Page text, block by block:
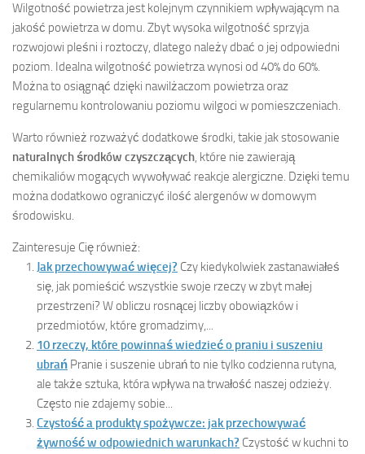
Wilgotność powietrza jest kolejnym czynnikiem wpływającym na
jakość powietrza w domu. Zbyt wysoka wilgotność sprzyja
rozwojowi pleśni i roztoczy, dlatego należy dbać o jej odpowiedni
poziom. Idealna wilgotność powietrza wynosi od 40% do 60%.
Można to osiągnąć dzięki nawilżaczom powietrza oraz
regularnemu kontrolowaniu poziomu wilgoci w pomieszczeniach.
Warto również rozważyć dodatkowe środki, takie jak stosowanie
naturalnych środków czyszczących, które nie zawierają
chemikaliów mogących wywoływać reakcje alergiczne. Dzięki temu
można dodatkowo ograniczyć ilość alergenów w domowym
środowisku.
Zainteresuje Cię również:
Jak przechowywać więcej? Czy kiedykolwiek zastanawiałeś
się, jak pomieścić wszystkie swoje rzeczy w zbyt małej
przestrzeni? W obliczu rosnącej liczby obowiązków i
przedmiotów, które gromadzimy,...
10 rzeczy, które powinnaś wiedzieć o praniu i suszeniu
ubrań Pranie i suszenie ubrań to nie tylko codzienna rutyna,
ale także sztuka, która wpływa na trwałość naszej odzieży.
Często nie zdajemy sobie...
Czystość a produkty spożywcze: jak przechowywać
żywność w odpowiednich warunkach? Czystość w kuchni to